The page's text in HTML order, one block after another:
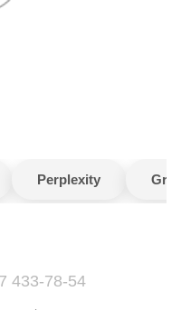
Perplexity
433-78-54